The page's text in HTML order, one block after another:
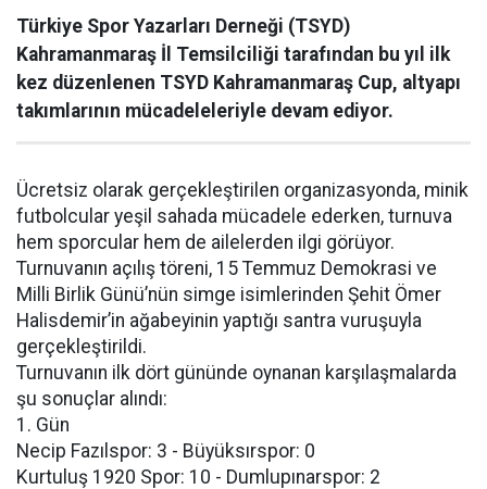
Türkiye Spor Yazarları Derneği (TSYD)
Kahramanmaraş İl Temsilciliği tarafından bu yıl ilk
kez düzenlenen TSYD Kahramanmaraş Cup, altyapı
takımlarının mücadeleleriyle devam ediyor.
Ücretsiz olarak gerçekleştirilen organizasyonda, minik
futbolcular yeşil sahada mücadele ederken, turnuva
hem sporcular hem de ailelerden ilgi görüyor.
Turnuvanın açılış töreni, 15 Temmuz Demokrasi ve
Milli Birlik Günü’nün simge isimlerinden Şehit Ömer
Halisdemir’in ağabeyinin yaptığı santra vuruşuyla
gerçekleştirildi.
Turnuvanın ilk dört gününde oynanan karşılaşmalarda
şu sonuçlar alındı:
1. Gün
Necip Fazılspor: 3 - Büyüksırspor: 0
Kurtuluş 1920 Spor: 10 - Dumlupınarspor: 2